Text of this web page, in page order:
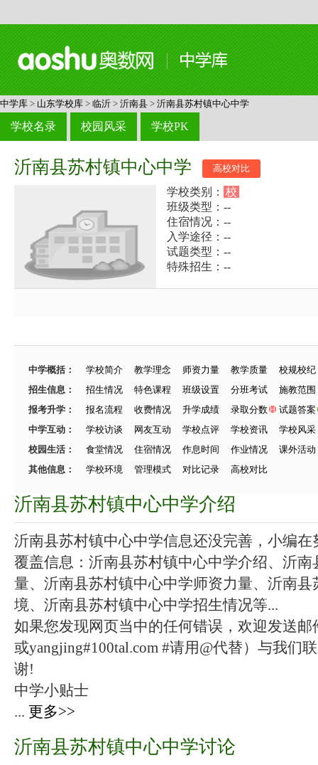
中学库 > 山东学校库 > 临沂 > 沂南县 > 沂南县苏村镇中心中学
学校名录 校园风采 学校PK
沂南县苏村镇中心中学 高校对比
学校类别： 校
班级类型：--
住宿情况：--
入学途径：--
试题类型：--
特殊招生：--
中学概括： 学校简介 教学理念 师资力量 教学质量
校规校纪
招生信息：
招生情况 特色课程 班级设置 分班考试
施教范围
报考升学：
报名流程 收费情况 升学成绩 录取分数
试题答案
中学互动：
学校访谈 网友互动 学校点评 学校资讯
学校风采
校园生活：
食堂情况 住宿情况 作息时间 作业情况
课外活动
其他信息：
学校环境 管理模式 对比记录 高校对比
沂南县苏村镇中心中学介绍
沂南县苏村镇中心中学信息还没完善，小编在
覆盖信息：沂南县苏村镇中心中学介绍、沂
量、沂南县苏村镇中心中学师资力量、沂南
境、沂南县苏村镇中心中学招生情况等...
如果您发现网页当中的任何错误，欢迎发送邮
或yangjing#100tal.com #请用@代替）与我们
谢!
中学小贴士
... 更多>>
沂南县苏村镇中心中学讨论